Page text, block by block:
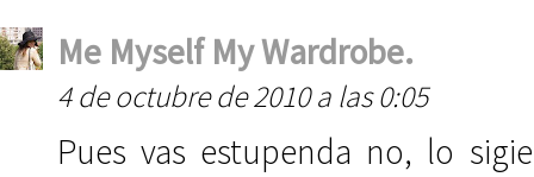
Me Myself My Wardrobe.
4 de octubre de 2010 a las 0:05
Pues vas estupenda no, lo